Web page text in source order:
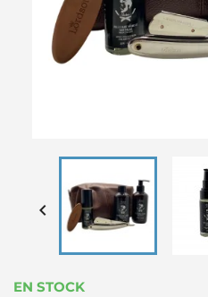

EN STOCK